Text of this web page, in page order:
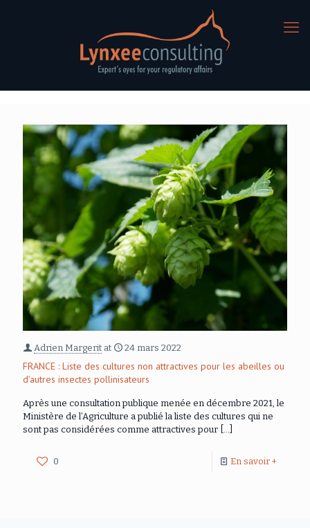
Adrien Margerit at 24 mars 2022
FRANCE : Liste des cultures non attractives pour les abeilles ou
d’autres insectes pollinisateurs
Après une consultation publique menée en décembre 2021, le
Ministère de l’Agriculture a publié la liste des cultures qui ne
sont pas considérées comme attractives pour […]
0 En savoir +